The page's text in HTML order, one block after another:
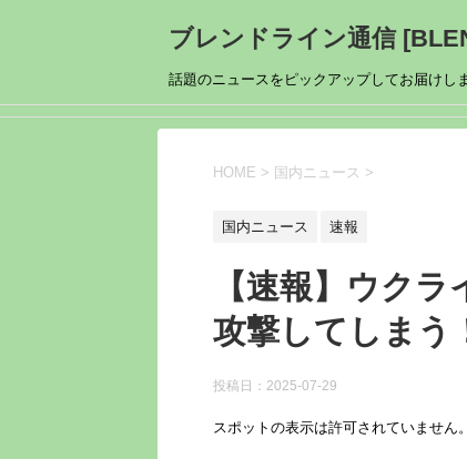
ブレンドライン通信
話題のニュースをピックアップしてお届けし
HOME > 国内ニュース >
国内ニュース 速報
【速報】ウク
攻撃してしまう
投稿日： 2025-07-29